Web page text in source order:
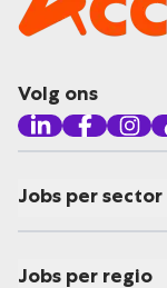
Volg ons
Jobs per sector
Jobs per regio